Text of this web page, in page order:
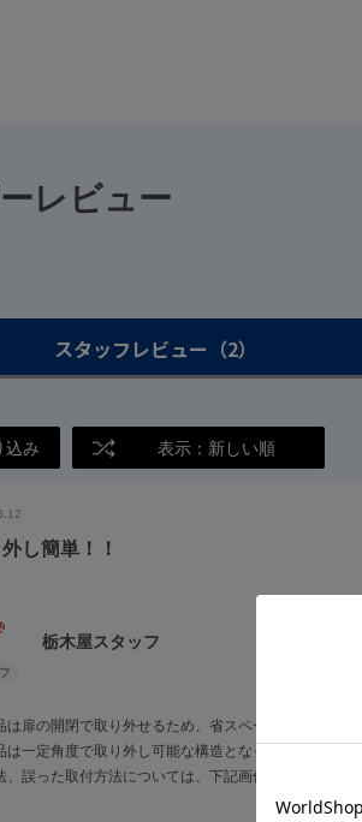
レビュー
スタッフレビュー （2）
込み 表示：新しい順
し簡単！！
栃木屋スタッフ
は扉の開閉で取り外せるため、省スペースです。
は⼀定角度で取り外し可能な構造となっております
、誤った取付方法については、下記画像をご確認くだ